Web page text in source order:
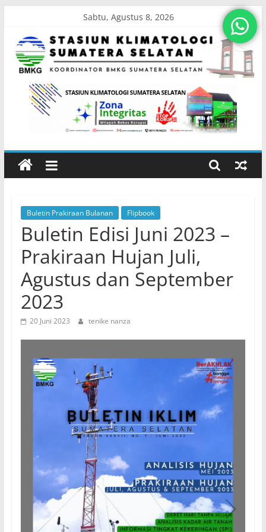
content
Sabtu, Agustus 8, 2026
Stasiun
Klimatologi
Sumatera
Koordinator
BMKG
Sumatera
Selatan
Buletin Prakiraan Bulanan Flipbook
Buletin Edisi Juni 2023 –
Prakiraan Hujan Juli,
Agustus dan September
2023
20 Juni 2023 tenike nanza